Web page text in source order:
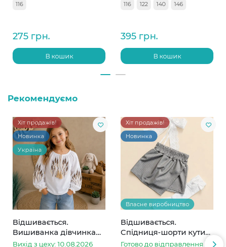
116
275 грн.
В кошик
116 122 140 146
395 грн.
В кошик
Рекомендуємо
Хіт продажів!
Новинка
Україна
Відшивається.
Вишиванка дівчинка
колоски
Вихід з цеху: 10.08.2026
Хіт продажів!
Новинка
Власне виробництво
Відшивається.
Спідниця-шорти кутик
сіра в смужку
Готово до відправлення